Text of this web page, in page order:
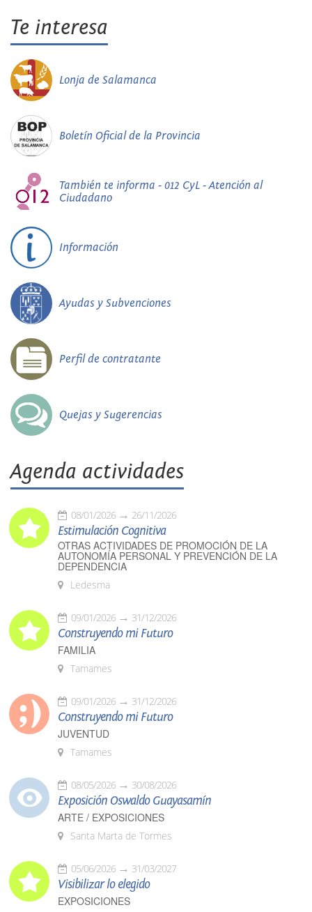
Te interesa
Lonja de Salamanca
Boletín Oficial de la Provincia
También te informa - 012 CyL - Atención al
Ciudadano
Información
Ayudas y Subvenciones
Perfil de contratante
Quejas y Sugerencias
Agenda actividades
08/01/2026 26/11/2026
Estimulación Cognitiva
OTRAS ACTIVIDADES DE PROMOCIÓN DE LA
AUTONOMÍA PERSONAL Y PREVENCIÓN DE LA
DEPENDENCIA
Ledesma
09/01/2026 31/12/2026
Construyendo mi Futuro
FAMILIA
Tamames
09/01/2026 31/12/2026
Construyendo mi Futuro
JUVENTUD
Tamames
08/05/2026 30/08/2026
Exposición Oswaldo Guayasamín
ARTE / EXPOSICIONES
Santa Marta de Tormes
05/06/2026 31/03/2027
Visibilizar lo elegido
EXPOSICIONES